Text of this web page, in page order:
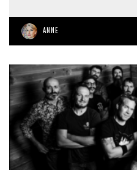
ANNE